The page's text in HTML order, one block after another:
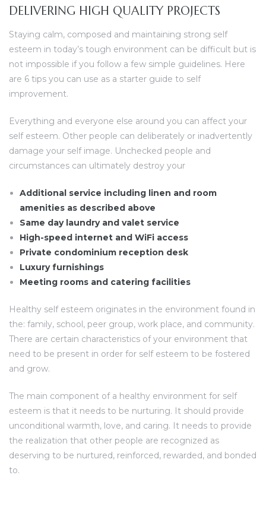
DELIVERING HIGH QUALITY PROJECTS
Staying calm, composed and maintaining strong self
esteem in today’s tough environment can be difficult but is
not impossible if you follow a few simple guidelines. Here
are 6 tips you can use as a starter guide to self
improvement.
Everything and everyone else around you can affect your
self esteem. Other people can deliberately or inadvertently
damage your self image. Unchecked people and
circumstances can ultimately destroy your
Additional service including linen and room
amenities as described above
Same day laundry and valet service
High-speed internet and WiFi access
Private condominium reception desk
Luxury furnishings
Meeting rooms and catering facilities
Healthy self esteem originates in the environment found in
the: family, school, peer group, work place, and community.
There are certain characteristics of your environment that
need to be present in order for self esteem to be fostered
and grow.
The main component of a healthy environment for self
esteem is that it needs to be nurturing. It should provide
unconditional warmth, love, and caring. It needs to provide
the realization that other people are recognized as
deserving to be nurtured, reinforced, rewarded, and bonded
to.